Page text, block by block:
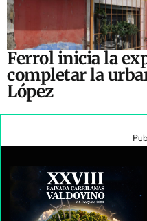
Ferrol inicia la
completar la
López